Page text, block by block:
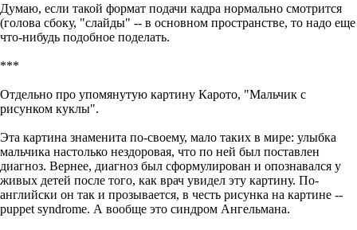
Думаю, если такой формат подачи кадра нормально смотрится
(голова сбоку, "слайды" -- в основном пространстве, то надо еще
что-нибудь подобное поделать.
***
Отдельно про упомянутую картину Карото, "Мальчик с
рисунком куклы".
Эта картина знаменита по-своему, мало таких в мире: улыбка
мальчика настолько нездоровая, что по ней был поставлен
диагноз. Вернее, диагноз был сформулирован и опознавался у
живых детей после того, как врач увидел эту картину. По-
английски он так и прозывается, в честь рисунка на картине --
puppet syndrome. А вообще это синдром Ангельмана.